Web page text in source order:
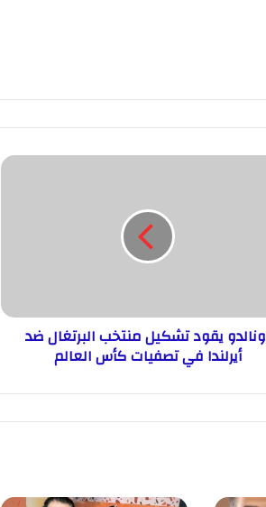
يقود تشكيل منتخب البرتغال ضد
أيرلندا في تصفيات كأس العالم